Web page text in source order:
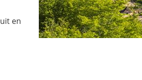
uit en